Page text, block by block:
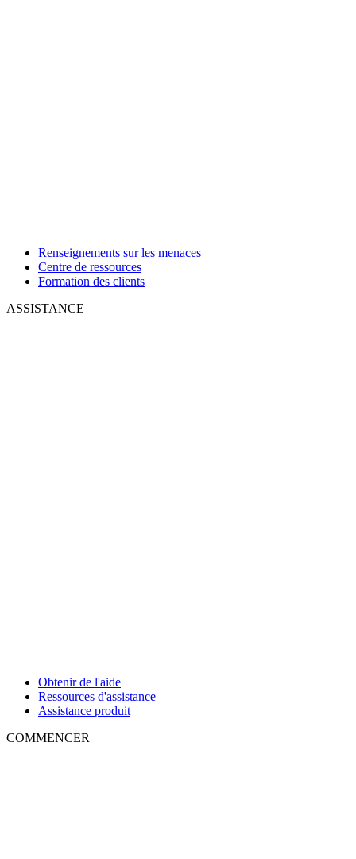
Renseignements sur les menaces
Centre de ressources
Formation des clients
ASSISTANCE
Obtenir de l'aide
Ressources d'assistance
Assistance produit
COMMENCER